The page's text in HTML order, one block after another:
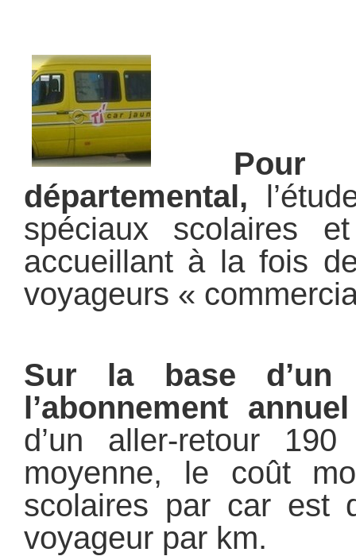
Pour
départemental,
spéciaux scolaires
accueillant à la fois
voyageurs «
Sur la base
l’abonnement annuel
d’un aller-retour
moyenne, le coût
scolaires par car est
voyageur par km.